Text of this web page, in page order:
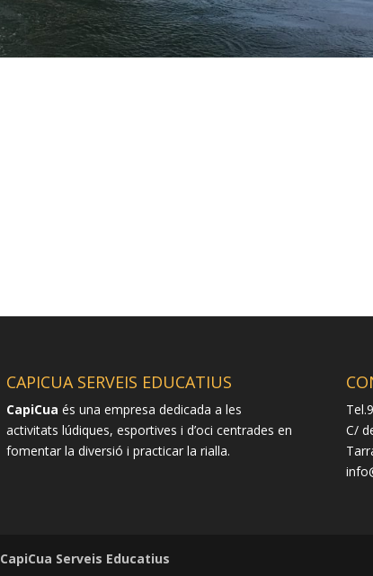
CAPICUA SERVEIS EDUCATIUS
CapiCua és una empresa dedicada a les
activitats lúdiques, esportives i d’oci centrades en
fomentar la diversió i practicar la rialla.
C/
CapiCua Serveis Educatius